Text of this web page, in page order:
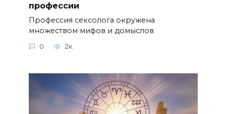
профессии
Профессия сексолога окружена
множеством мифов и домыслов
0 2к.